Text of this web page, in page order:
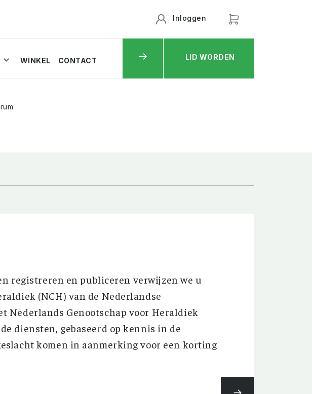
WINKEL CONTACT
Inloggen
LID WORDEN
registreren en publiceren verwijzen we u
(NCH) van de Nederlandse
Nederlands Genootschap voor Heraldiek
diensten, gebaseerd op kennis in de
komen in aanmerking voor een korting